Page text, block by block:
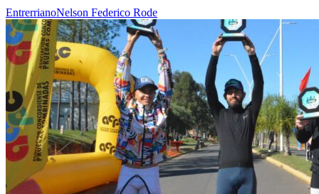
EntrerrianoNelson Federico Rode